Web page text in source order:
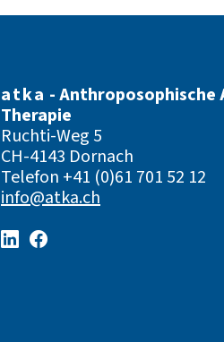
atka - Anthroposophische
Therapie
Ruchti-Weg 5
CH-4143 Dornach
Telefon +41 (0)61 701 52 12
info@atka.ch